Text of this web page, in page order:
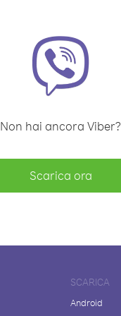
Non hai ancora Viber?
Scarica ora
SCARICA
Android